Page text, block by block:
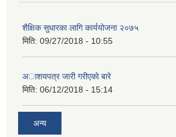
शैक्षिक सुधारका लागि कार्ययोजना २०७५
मिति: 09/27/2018 - 10:55
अाशयपत्र जारी गरीएकाे बारे
मिति: 06/12/2018 - 15:14
अन्य